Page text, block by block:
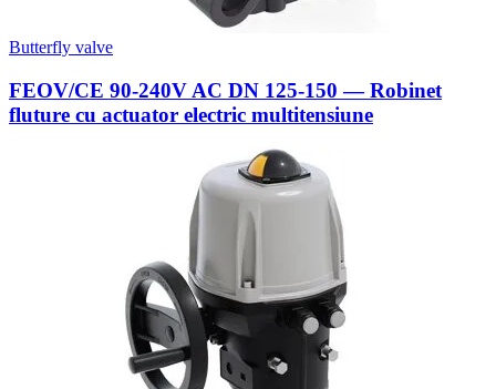
Butterfly valve
FEOV/CE 90-240V AC DN 125-150 — Robinet
fluture cu actuator electric multitensiune